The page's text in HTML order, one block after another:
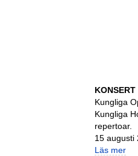
Kungliga
Kungliga
repertoar.
15 augusti
Läs mer